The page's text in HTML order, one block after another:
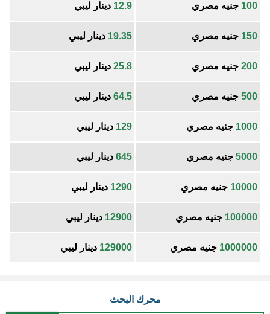
100 جنيه مصري 12.9 دينار ليبي
150 جنيه مصري 19.35 دينار ليبي
200 جنيه مصري 25.8 دينار ليبي
500 جنيه مصري 64.5 دينار ليبي
1000 جنيه مصري 129 دينار ليبي
5000 جنيه مصري 645 دينار ليبي
10000 جنيه مصري 1290 دينار ليبي
100000 جنيه مصري 12900 دينار ليبي
1000000 جنيه مصري 129000 دينار ليبي
محرك البحث